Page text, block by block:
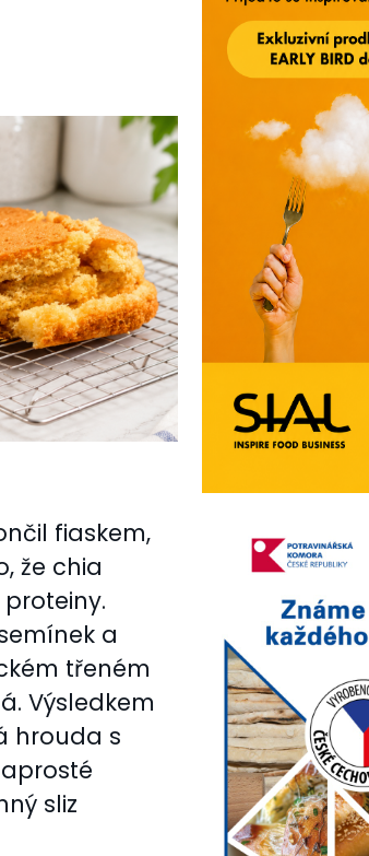
fiaskem,
že chia
a
třeném
Výsledkem
hrouda s
sliz